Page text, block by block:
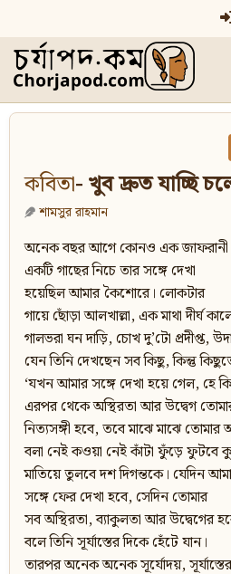
কবিতা- খুব দ্রুত যাচ্ছি
শামসুর রাহমান
অনেক বছর আগে কোনও এক জাফরানী
একটি গাছের নিচে তার সঙ্গে দেখা
হয়েছিল আমার কৈশোরে। লোকটার
গায়ে ছোঁড়া আলখাল্লা, এক মাথা দীর্ঘ
গালভরা ঘন দাড়ি, চোখ দু’টো প্রদীপ্ত,
যেন তিনি দেখছেন সব কিছু, কিন্তু
‘যখন আমার সঙ্গে দেখা হয়ে গেল, হে
এরপর থেকে অস্থিরতা আর উদ্বেগ
নিত্যসঙ্গী হবে, তবে মাঝে মাঝে তোমার
বলা নেই কওয়া নেই কাঁটা ফুঁড়ে ফুটবে
মাতিয়ে তুলবে দশ দিগন্তকে। যেদিন
সঙ্গে ফের দেখা হবে, সেদিন তোমার
সব অস্থিরতা, ব্যাকুলতা আর উদ্বেগের
বলে তিনি সূর্যাস্তের দিকে হেঁটে যান।
তারপর অনেক অনেক সূর্যোদয়, সূর্যাস্তের